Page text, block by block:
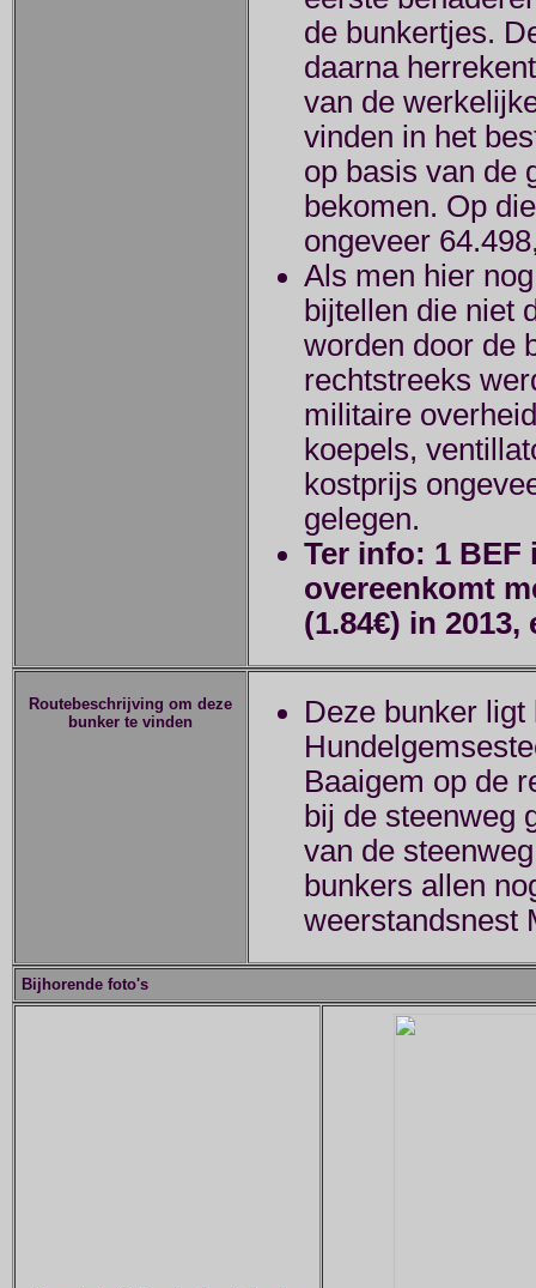
de bunkertjes.
daarna
van de
vinden in het
op basis van de
bekomen. Op
ongeveer
Als men hier
bijtellen die niet
worden door de
rechtstreeks
militaire
koepels,
kostprijs
gelegen.
Ter info: 1 BEF
overeenkomt
(1.84€) in
Routebeschrijving om deze
bunker te vinden
Deze bunker ligt
Baaigem op de
bij de steenweg
van de
bunkers allen
weerstandsnest
Bijhorende foto's